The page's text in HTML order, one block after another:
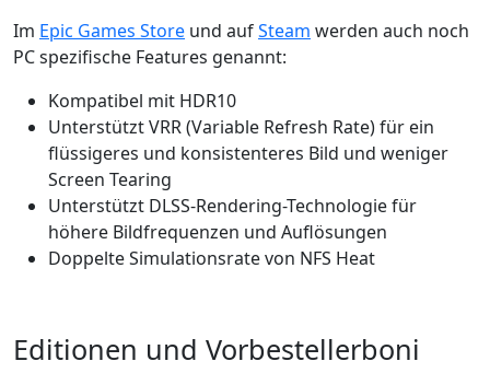
Im Epic Games Store und aufSteam werden auch noch
PC spezifische Features genannt:
Kompatibel mit HDR10
Unterstützt VRR (Variable Refresh Rate) für ein
flüssigeres und konsistenteres Bild und weniger
Screen Tearing
Unterstützt DLSS-Rendering-Technologie für
höhere Bildfrequenzen und Auflösungen
Doppelte Simulationsrate von NFS Heat
Editionen und Vorbestellerboni